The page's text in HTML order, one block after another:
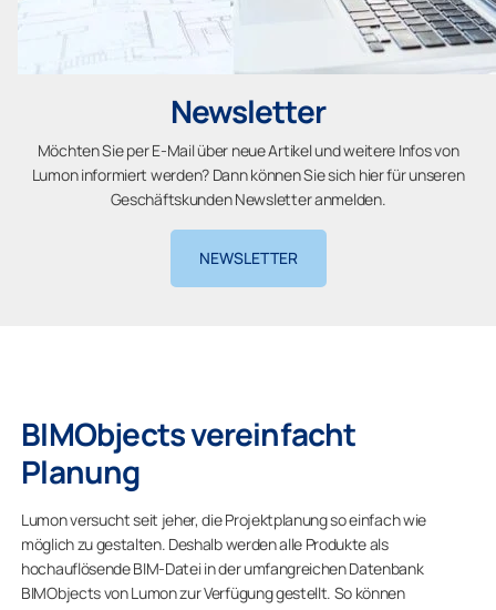
Newsletter
Möchten Sie per E-Mail über neue Artikel und weitere Infos von
Lumon informiert werden? Dann können Sie sich hier für unseren
Geschäftskunden Newsletter anmelden.
NEWSLETTER
BIMObjects vereinfacht
Planung
Lumon versucht seit jeher, die Projektplanung so einfach wie
möglich zu gestalten. Deshalb werden alle Produkte als
hochauflösende BIM-Datei in der umfangreichen Datenbank
BIMObjects von Lumon zur Verfügung gestellt. So können